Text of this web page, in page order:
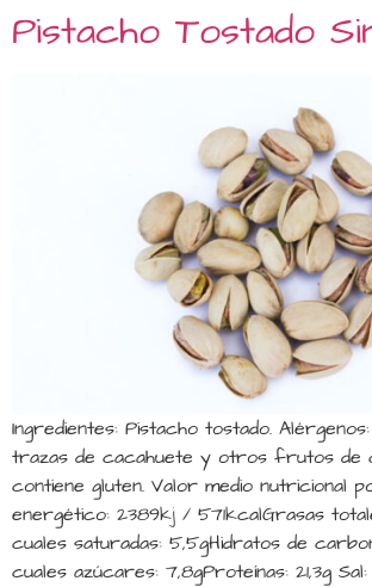
Pistacho Tostado
Ingredientes: Pistacho tostado.
trazas de cacahuete y otros frutos de
contiene gluten. Valor medio nutricional
energético: 2389kj / 571kcalGrasas
cuales saturadas: 5,5gHidratos de
cuales azúcares: 7,8gProteínas: 21,3g